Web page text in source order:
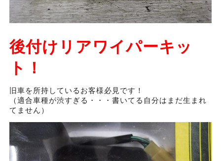
後付けリアワイパーキッ
ト！
旧車を所持しているお客様必見です！
（適合車種が渋すぎる・・・書いてる自分はまだ生まれ
てません）